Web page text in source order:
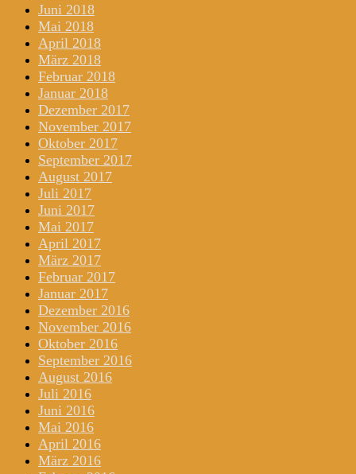
Juni 2018
Mai 2018
April 2018
März 2018
Februar 2018
Januar 2018
Dezember 2017
November 2017
Oktober 2017
September 2017
August 2017
Juli 2017
Juni 2017
Mai 2017
April 2017
März 2017
Februar 2017
Januar 2017
Dezember 2016
November 2016
Oktober 2016
September 2016
August 2016
Juli 2016
Juni 2016
Mai 2016
April 2016
März 2016